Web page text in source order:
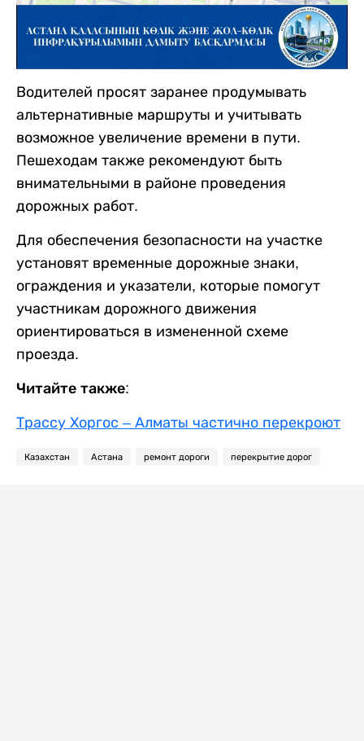
Водителей просят заранее продумывать
альтернативные маршруты и учитывать
возможное увеличение времени в пути.
Пешеходам также рекомендуют быть
внимательными в районе проведения
дорожных работ.
Для обеспечения безопасности на участке
установят временные дорожные знаки,
ограждения и указатели, которые помогут
участникам дорожного движения
ориентироваться в измененной схеме
проезда.
Читайте также:
Трассу Хоргос – Алматы частично перекроют
Казахстан Астана ремонт дороги перекрытие дорог